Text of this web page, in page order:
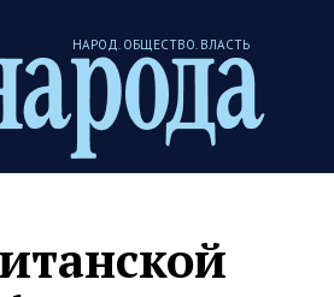
НАРОД. ОБЩЕСТВО. ВЛАСТЬ